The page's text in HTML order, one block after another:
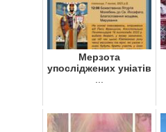
Мерзота
упосліджених уніатів